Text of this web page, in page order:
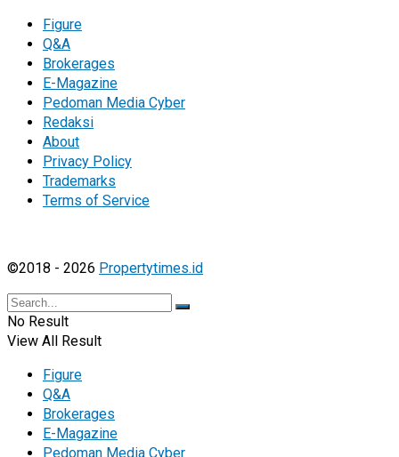
Figure
Q&A
Brokerages
E-Magazine
Pedoman Media Cyber
Redaksi
About
Privacy Policy
Trademarks
Terms of Service
©2018 - 2026 Propertytimes.id
No Result
View All Result
Figure
Q&A
Brokerages
E-Magazine
Pedoman Media Cyber